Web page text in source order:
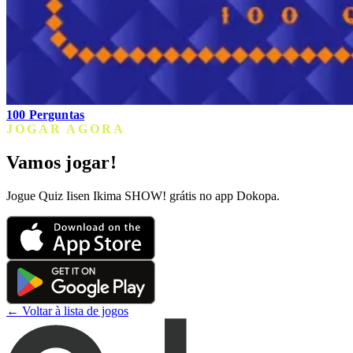
100 Perguntas
JOGAR AGORA
Vamos jogar!
Jogue Quiz Iisen Ikima SHOW! grátis no app Dokopa.
← Voltar à lista de jogos